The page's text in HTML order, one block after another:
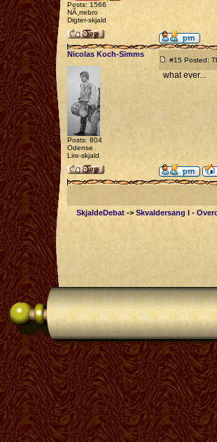
Posts: 1566
NÃ¸rrebro
Digter-skjald
Nicolas Koch-Simms
Posts: 804
Odense
Lire-skjald
#15 Posted:
what ever...
SkjaldeDebat -> Skvaldersang I -